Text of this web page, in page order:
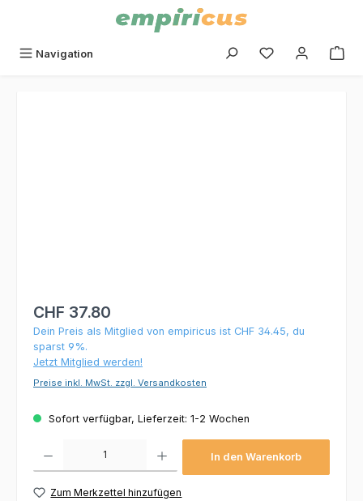
Navigation Du hast 0
CHF 37.80
Dein Preis als Mitglied von empiricus ist CHF 34.45, du
sparst 9%.
Jetzt Mitglied werden!
Preise inkl. MwSt. zzgl. Versandkosten
Sofort verfügbar, Lieferzeit: 1-2 Wochen
In den Warenkorb
Zum Merkzettel hinzufügen